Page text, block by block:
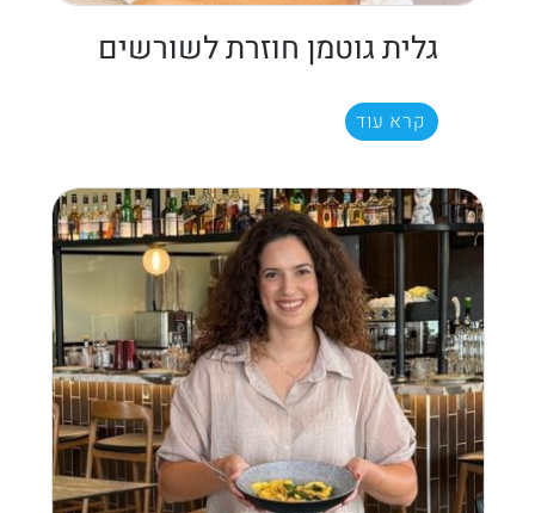
גלית גוטמן חוזרת לשורשים
קרא עוד